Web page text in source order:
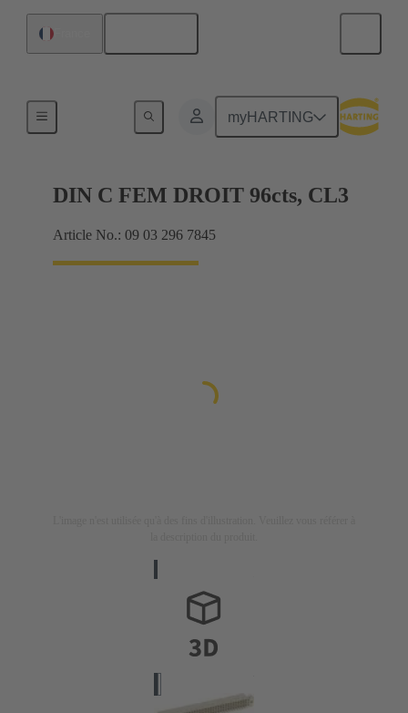
myHARTING
Raccordement carte mère à carte fille
DIN C FEM DROIT 96cts, CL3
Article No.: 09 03 296 7845